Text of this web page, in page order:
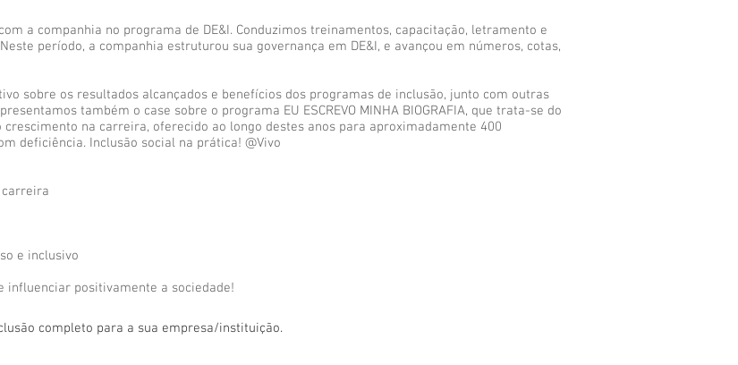
com a companhia no programa de DE&I. Conduzimos treinamentos, capacitação, letramento e
período, a companhia estruturou sua governança em DE&I, e avançou em números, cotas,
sobre os resultados alcançados e benefícios dos programas de inclusão, junto com outras
também o case sobre o programa EU ESCREVO MINHA BIOGRAFIA, que trata-se do
na carreira, oferecido ao longo destes anos para aproximadamente 400
deficiência. Inclusão social na prática! @Vivo
carreira
e inclusivo
influenciar positivamente a sociedade!
completo para a sua empresa/instituição.